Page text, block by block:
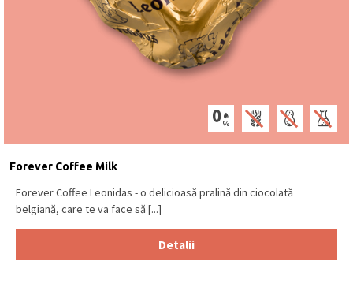
Forever Coffee Milk
Forever Coffee Leonidas - o delicioasă pralină din ciocolată
belgiană, care te va face să [...]
Detalii